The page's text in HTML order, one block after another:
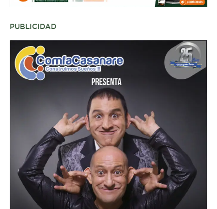
PUBLICIDAD